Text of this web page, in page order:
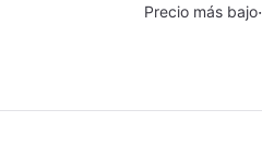
Precio más bajo·